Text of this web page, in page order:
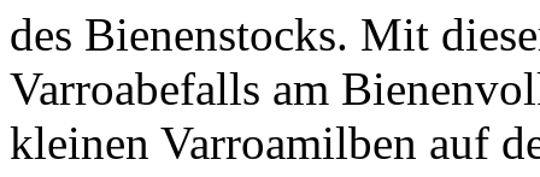
des Bienenstocks. Mit
Varroabefalls am
kleinen Varroamilben auf